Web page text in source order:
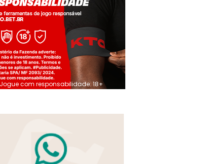
Jogue com responsabilidade. 18+